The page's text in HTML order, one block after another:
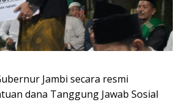
Jambi secara resmi
dana Tanggung Jawab Sosial